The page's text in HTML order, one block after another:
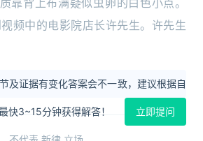
靠背上布满疑似虫卵的白色小点。
频中的电影院店长许先生。许先生
及证据有变化答案会不一致，建议根据自
快3~15分钟获得解答！ 立即提问